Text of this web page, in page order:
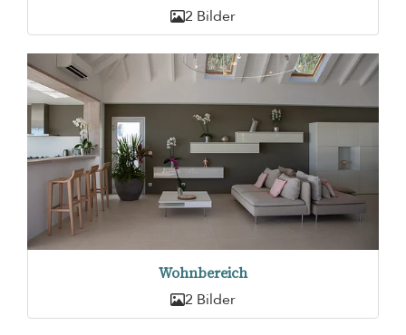
2 Bilder
Wohnbereich
2 Bilder